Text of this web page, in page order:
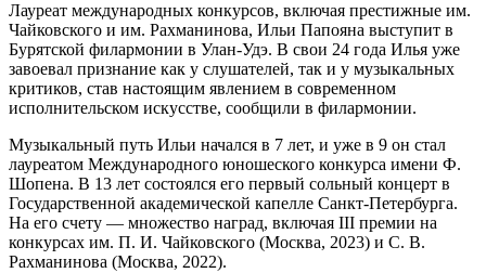
Лауреат международных конкурсов, включая престижные им.
Чайковского и им. Рахманинова, Ильи Папояна выступит в
Бурятской филармонии в Улан-Удэ. В свои 24 года Илья уже
завоевал признание как у слушателей, так и у музыкальных
критиков, став настоящим явлением в современном
исполнительском искусстве, сообщили в филармонии.
Музыкальный путь Ильи начался в 7 лет, и уже в 9 он стал
лауреатом Международного юношеского конкурса имени Ф.
Шопена. В 13 лет состоялся его первый сольный концерт в
Государственной академической капелле Санкт-Петербурга.
На его счету — множество наград, включая III премии на
конкурсах им. П. И. Чайковского (Москва, 2023) и С. В.
Рахманинова (Москва, 2022).